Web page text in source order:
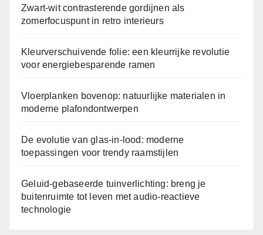
Zwart-wit contrasterende gordijnen als
zomerfocuspunt in retro interieurs
Kleurverschuivende folie: een kleurrijke revolutie
voor energiebesparende ramen
Vloerplanken bovenop: natuurlijke materialen in
moderne plafondontwerpen
De evolutie van glas-in-lood: moderne
toepassingen voor trendy raamstijlen
Geluid-gebaseerde tuinverlichting: breng je
buitenruimte tot leven met audio-reactieve
technologie